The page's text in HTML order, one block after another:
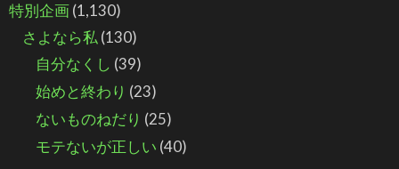
特別企画(1,130)
さよなら私 (130)
自分なくし (39)
始めと終わり (23)
ないものねだり (25)
モテないが正しい (40)